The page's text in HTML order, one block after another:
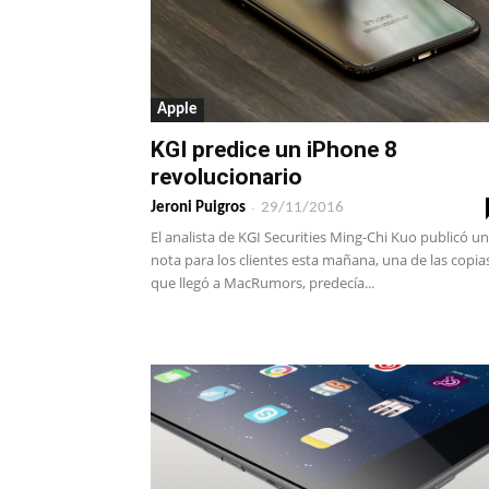
Apple
KGI predice un iPhone 8
revolucionario
Jeroni Puigros - 29/11/2016
El analista de KGI Securities Ming-Chi Kuo publicó
nota para los clientes esta mañana, una de las
que llegó a MacRumors, predecía...